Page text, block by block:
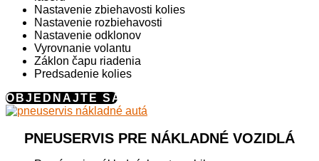
Nastavenie zbiehavosti kolies
Nastavenie rozbiehavosti
Nastavenie odklonov
Vyrovnanie volantu
Záklon čapu riadenia
Predsadenie kolies
OBJEDNAJTE SA
PNEUSERVIS PRE NÁKLADNÉ VOZIDLÁ